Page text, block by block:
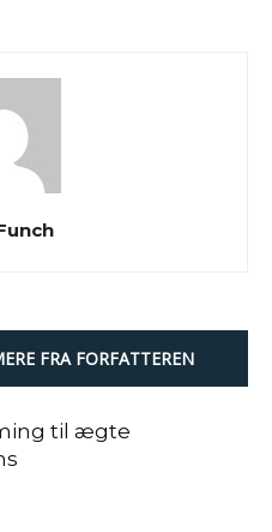
FRA FORFATTEREN
til ægte